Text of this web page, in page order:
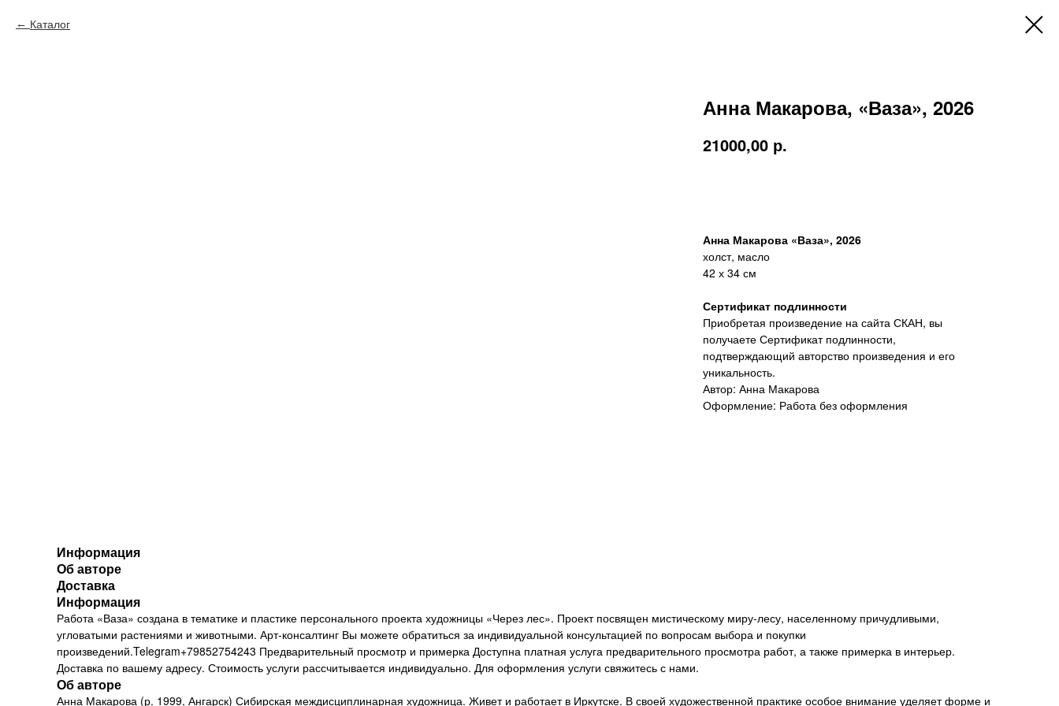
Каталог
Анна Макарова, «Ваза», 2026
21000,00 р.
Анна Макарова «Ваза», 2026
холст, масло
42 х 34 см
Сертификат подлинности
Приобретая произведение на сайта СКАН, вы
получаете Сертификат подлинности,
подтверждающий авторство произведения и его
уникальность.
Автор: Анна Макарова
Оформление: Работа без оформления
Информация
Об авторе
Доставка
Информация
Работа «Ваза» создана в тематике и пластике персонального проекта художницы «Через лес». Проект посвящен мистическому миру-лесу, населенному причудливыми,
угловатыми растениями и животными. Арт-консалтинг Вы можете обратиться за индивидуальной консультацией по вопросам выбора и покупки
произведений.Telegram+79852754243 Предварительный просмотр и примерка Доступна платная услуга предварительного просмотра работ, а также примерка в интерьер.
Доставка по вашему адресу. Стоимость услуги рассчитывается индивидуально. Для оформления услуги свяжитесь с нами.
Об авторе
Анна Макарова (р. 1999, Ангарск) Сибирская междисциплинарная художница. Живет и работает в Иркутске. В своей художественной практике особое внимание уделяет форме и